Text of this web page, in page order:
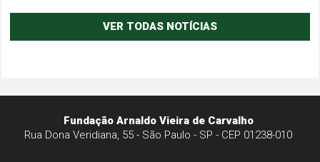
VER TODAS NOTÍCIAS
Fundação Arnaldo Vieira de Carvalho
Rua Dona Veridiana, 55 - São Paulo - SP - CEP 01238-010